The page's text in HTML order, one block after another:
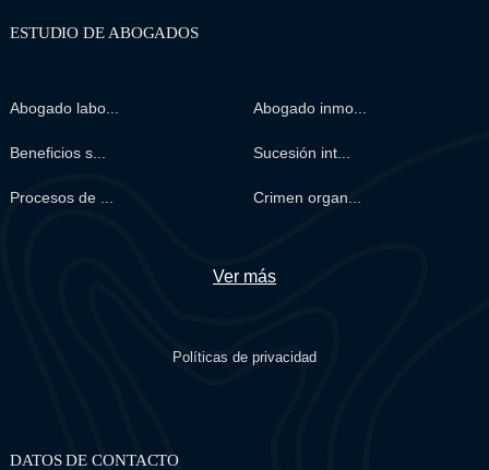
ESTUDIO DE ABOGADOS
Abogado labo... Abogado inmo...
Beneficios s... Sucesión int...
Procesos de ... Crimen organ...
Ver más
Políticas de privacidad
DATOS DE CONTACTO